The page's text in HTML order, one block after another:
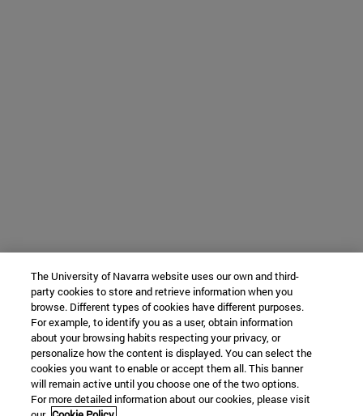
The University of Navarra website uses our own and third-
party cookies to store and retrieve information when you
browse. Different types of cookies have different purposes.
For example, to identify you as a user, obtain information
about your browsing habits respecting your privacy, or
personalize how the content is displayed. You can select the
cookies you want to enable or accept them all. This banner
will remain active until you choose one of the two options.
For more detailed information about our cookies, please visit